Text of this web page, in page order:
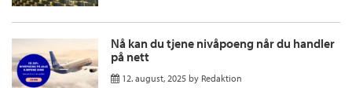
Nå kan du tjene nivåpoeng når du handler
på nett
12. august, 2025 by Redaktion